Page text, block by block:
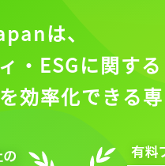
は、
・ESGに関する
効率化できる